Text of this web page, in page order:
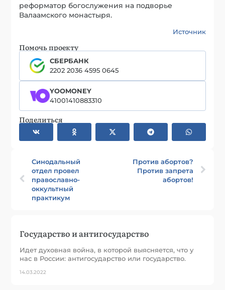
реформатор богослужения на подворье
Валаамского монастыря.
Источник
Помочь проекту
СБЕРБАНК
2202 2036 4595 0645
YOOMONEY
41001410883310
Поделиться
Синодальный
отдел провел
православно-
оккультный
практикум
Против абортов?
Против запрета
абортов!
Государство и антигосударство
Идет духовная война, в которой выясняется, что у
нас в России: антигосударство или государство.
14.03.2022